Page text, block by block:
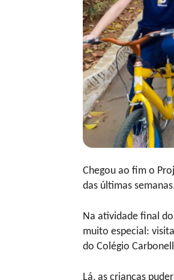
Chegou ao fim o
das últimas
Na atividade final
muito especial:
do Colégio
Lá, as crianças